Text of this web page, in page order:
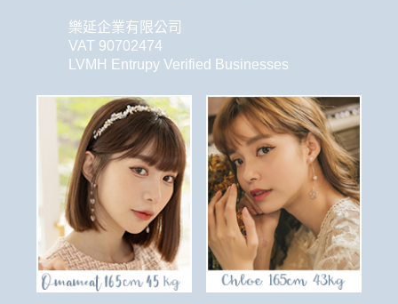
樂延企業有限公司
VAT 90702474
LVMH Entrupy Verified Businesses